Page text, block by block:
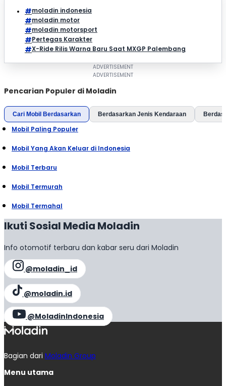
moladin indonesia
moladin motor
moladin motorsport
Pertegas Karakter
X-Ride Rilis Warna Baru Saat MXGP Palembang
Pencarian Populer di Moladin
Cari Mobil Berdasarkan Berdasarkan Jenis Kendaraan
Mobil Paling Populer
Mobil Yang Akan Keluar di Indonesia
Mobil Terbaru
Mobil Termurah
Mobil Termahal
Ikuti Sosial Media Moladin
Info otomotif terbaru dan kabar seru dari Moladin
@moladin_id
@moladin.id
@MoladinIndonesia
Bagian dari Moladin Group
Menu utama